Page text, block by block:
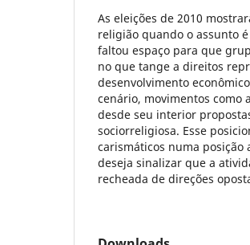
As eleições de 2010
religião quando o assunto
faltou espaço para que
no que tange a direitos
desenvolvimento
cenário, movimentos como
desde seu interior
sociorreligiosa. Esse
carismáticos numa posição
deseja sinalizar que a
recheada de direções